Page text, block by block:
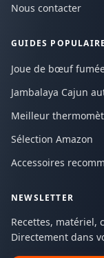
Nous contacter
GUIDES
Joue de bœuf
Jambalaya Cajun
Meilleur
Sélection Amazon
Accessoires
NEWSLETTER
Recettes, matériel,
Directement dans